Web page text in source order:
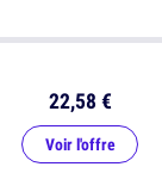
22,58 €
Voir l'offre